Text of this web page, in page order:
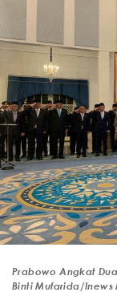
Prabowo Angkat
Binti Mufarida/Inews